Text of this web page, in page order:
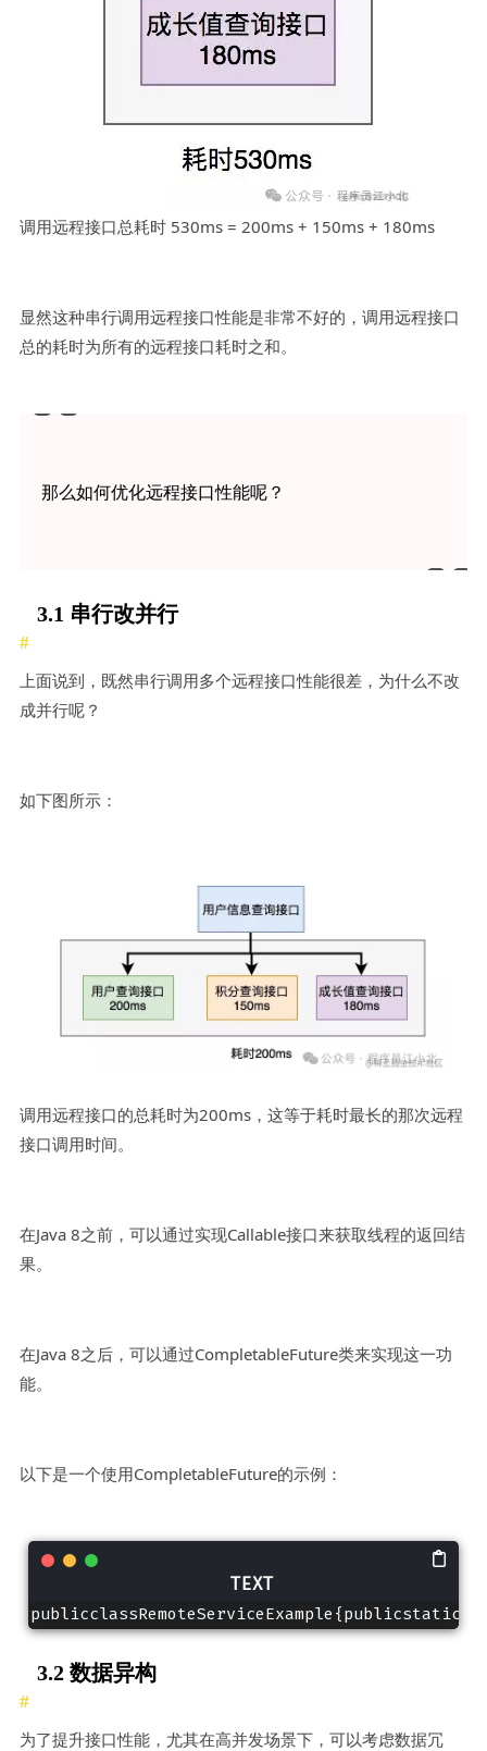
调用远程接口总耗时 530ms = 200ms + 150ms + 180ms
显然这种串行调用远程接口性能是非常不好的，调用远程接口
总的耗时为所有的远程接口耗时之和。
那么如何优化远程接口性能呢？
3.1 串行改并行
上面说到，既然串行调用多个远程接口性能很差，为什么不改
成并行呢？
如下图所示：
调用远程接口的总耗时为200ms，这等于耗时最长的那次远程
接口调用时间。
在Java 8之前，可以通过实现Callable接口来获取线程的返回结
果。
在Java 8之后，可以通过CompletableFuture类来实现这一功
能。
以下是一个使用CompletableFuture的示例：
3.2 数据异构
为了提升接口性能，尤其在高并发场景下，可以考虑数据冗